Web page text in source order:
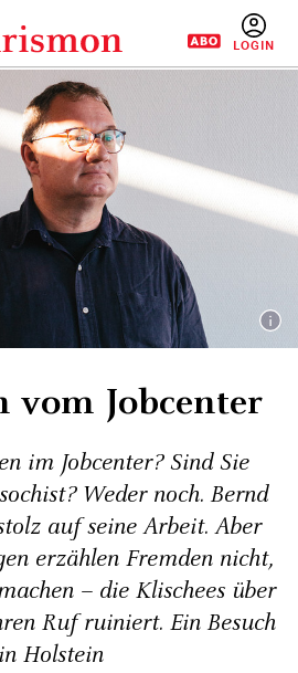
vom Jobcenter
im Jobcenter? Sind Sie
Weder noch. Bernd
auf seine Arbeit. Aber
erzählen Fremden nicht,
– die Klischees über
Ruf ruiniert. Ein Besuch
in Holstein